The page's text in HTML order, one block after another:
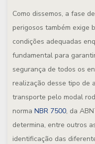
Como dissemos, a fase
perigosos também exige
condições adequadas
fundamental para
segurança de todos os
realização desse tipo de
transporte pelo modal
norma NBR 7500, da
determina, entre outros
identificação das